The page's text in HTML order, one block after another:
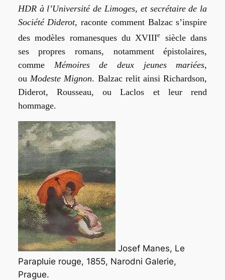
HDR à l’Université de Limoges, et secrétaire de la
Société Diderot,raconte comment Balzac s’inspire
des modèles romanesques du XVIIIe
siècle dans
ses propres romans, notamment épistolaires,
comme Mémoires de deux jeunes mariées,
ou Modeste Mignon. Balzac relit ainsi Richardson,
Diderot, Rousseau, ou Laclos et leur rend
hommage.
Josef Manes, Le
Parapluie rouge, 1855, Narodni Galerie,
Prague.